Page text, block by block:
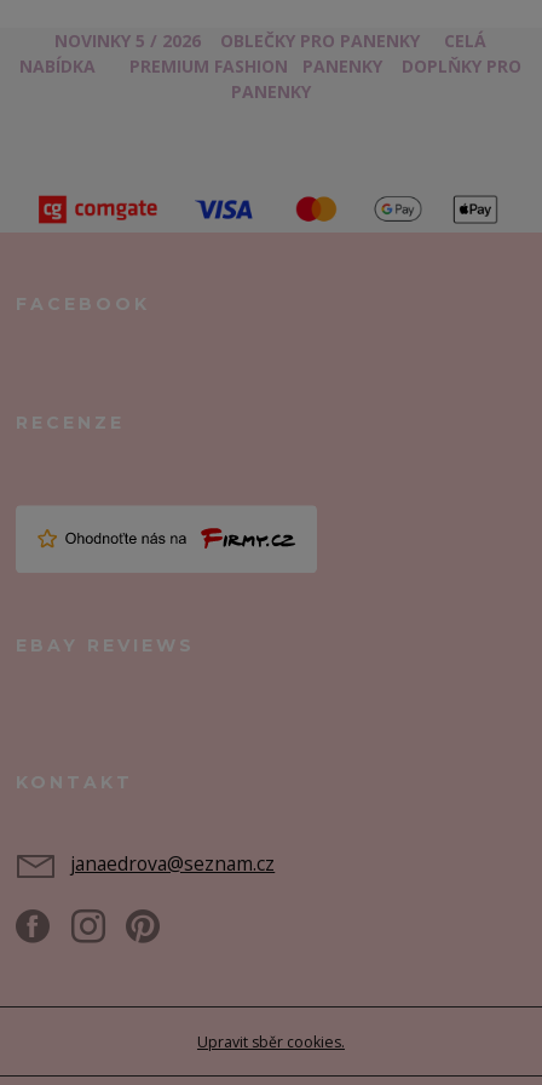
NOVINKY 5 / 2026 OBLEČKY PRO PANENKY
CELÁ
NABÍDKA
PREMIUM FASHION PANENKY
DOPLŇKY PRO
PANENKY
FACEBOOK
RECENZE
EBAY REVIEWS
KONTAKT
janaedrova@seznam.cz
Upravit sběr cookies.